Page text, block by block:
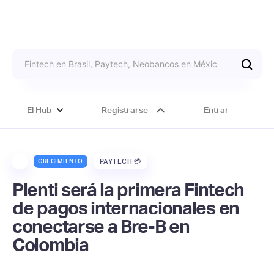
El Hub Registrarse Entrar
CRECIMIENTO PAYTECH 💳
Plenti será la primera Fintech
de pagos internacionales en
conectarse a Bre-B en
Colombia